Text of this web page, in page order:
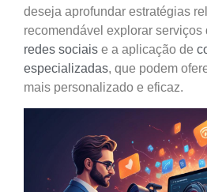
deseja aprofundar estratégias
recomendável explorar serviços
redes sociais e a aplicação de
especializadas, que podem
mais personalizado e eficaz.